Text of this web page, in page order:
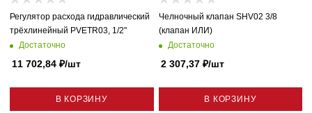
Регулятор расхода гидравлический
трёхлинейный PVETR03, 1/2"
Достаточно
11 702,84 ₽/шт
В КОРЗИНУ
Челночный клапан SHV02 3/8
(клапан ИЛИ)
Достаточно
2 307,37₽/шт
В КОРЗИНУ